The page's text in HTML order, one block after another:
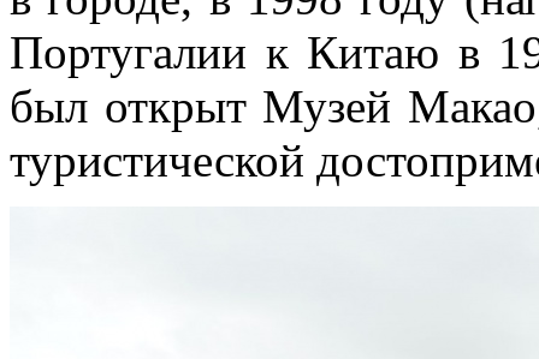
Португалии к Китаю в
был открыт Музей
туристической